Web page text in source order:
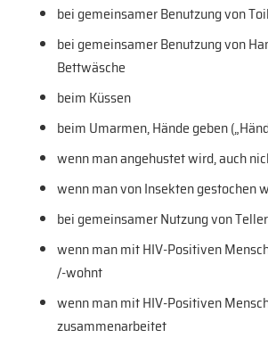
bei gemeinsamer Benutzung von
bei gemeinsamer Benutzung von
Bettwäsche
beim Küssen
beim Umarmen, Hände geben
wenn man angehustet wird, auch
wenn man von Insekten gestochen
bei gemeinsamer Nutzung von
wenn man mit HIV-Positiven
/-wohnt
wenn man mit HIV-Positiven
zusammenarbeitet